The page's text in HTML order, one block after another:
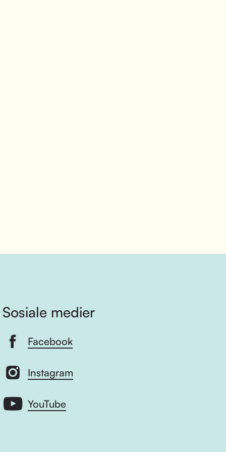
Sosiale medier
Facebook
Instagram
YouTube